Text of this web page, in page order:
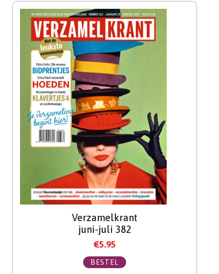
Verzamelkrant
juni-juli 382
€5.95
BESTEL